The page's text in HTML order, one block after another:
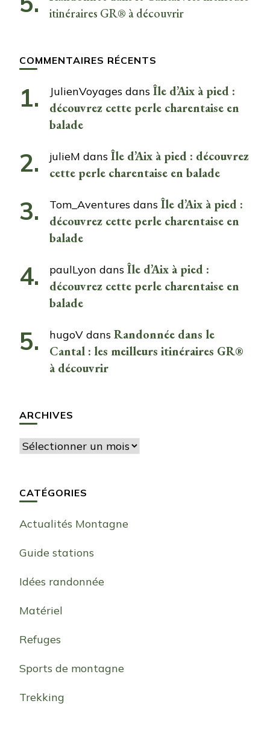
itinéraires GR® à découvrir
COMMENTAIRES RÉCENTS
JulienVoyages dans Île d’Aix à pied :
découvrez cette perle charentaise en
balade
julieM dans Île d’Aix à pied : découvrez
cette perle charentaise en balade
Tom_Aventures dans Île d’Aix à pied :
découvrez cette perle charentaise en
balade
paulLyon dans Île d’Aix à pied :
découvrez cette perle charentaise en
balade
hugoV dans Randonnée dans le
Cantal : les meilleurs itinéraires GR®
à découvrir
ARCHIVES
Archives
CATÉGORIES
Actualités Montagne
Guide stations
Idées randonnée
Matériel
Refuges
Sports de montagne
Trekking